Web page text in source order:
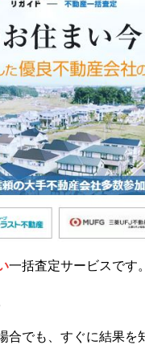
一括査定サービスです。
合でも、すぐに結果を